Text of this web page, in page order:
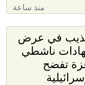
منذ ساعة
في عرض
ناشطي
تفضح